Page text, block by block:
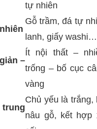
tự nhiên
Gỗ trầm, đá tự
lanh, giấy washi…
–
Ít nội thất –
trống – bố cục
vàng
Chủ yếu là trắng,
nâu gỗ, kết hợp